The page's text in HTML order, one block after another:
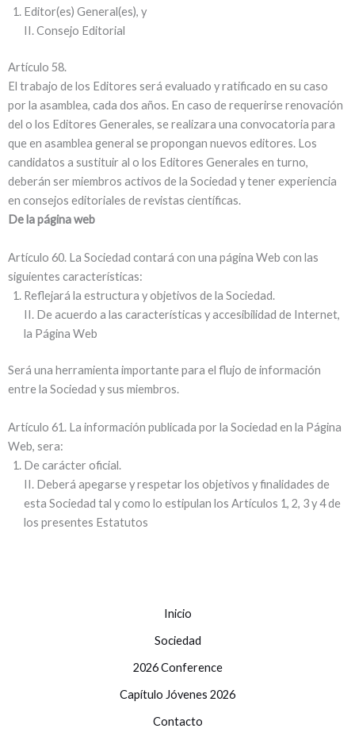
Editor(es) General(es), y
II. Consejo Editorial
Artí­culo 58.
El trabajo de los Editores será evaluado y ratificado en su caso
por la asamblea, cada dos años. En caso de requerirse renovación
del o los Editores Generales, se realizara una convocatoria para
que en asamblea general se propongan nuevos editores. Los
candidatos a sustituir al o los Editores Generales en turno,
deberán ser miembros activos de la Sociedad y tener experiencia
en consejos editoriales de revistas cientí­ficas.
De la página web
Artí­culo 60. La Sociedad contará con una página Web con las
siguientes caracterí­sticas:
Reflejará la estructura y objetivos de la Sociedad.
II. De acuerdo a las caracterí­sticas y accesibilidad de Internet,
la Página Web
Será una herramienta importante para el flujo de información
entre la Sociedad y sus miembros.
Artí­culo 61. La información publicada por la Sociedad en la Página
Web, sera:
De carácter oficial.
II. Deberá apegarse y respetar los objetivos y finalidades de
esta Sociedad tal y como lo estipulan los Artí­culos 1, 2, 3 y 4 de
los presentes Estatutos
Inicio
Sociedad
2026 Conference
Capítulo Jóvenes 2026
Contacto